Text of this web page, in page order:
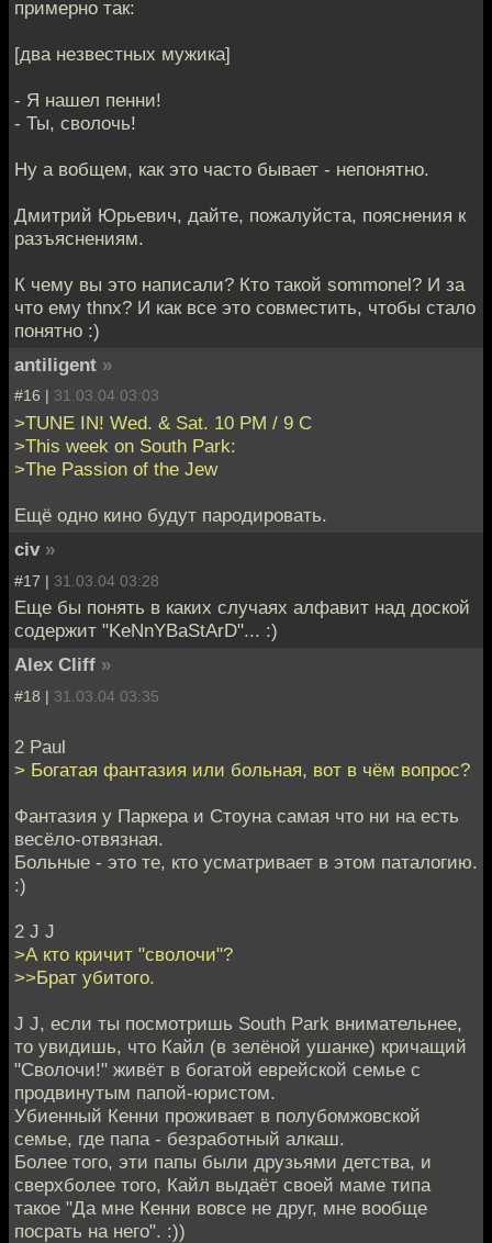
примерно так:
[два незвестных мужика]
- Я нашел пенни!
- Ты, сволочь!
Ну а вобщем, как это часто бывает - непонятно.
Дмитрий Юрьевич, дайте, пожалуйста, пояснения к
разъяснениям.
К чему вы это написали? Кто такой sommonel? И за
что ему thnx? И как все это совместить, чтобы стало
понятно :)
antiligent »
#16 | 31.03.04 03:03
>TUNE IN! Wed. & Sat. 10 PM / 9 C
>This week on South Park:
>The Passion of the Jew
Ещё одно кино будут пародировать.
civ »
#17 | 31.03.04 03:28
Еще бы понять в каких случаях алфавит над доской
содержит "KeNnYBaStArD"... :)
Alex Cliff »
#18 | 31.03.04 03:35
2 Paul
> Богатая фантазия или больная, вот в чём вопрос?
Фантазия у Паркера и Стоуна самая что ни на есть
весёло-отвязная.
Больные - это те, кто усматривает в этом паталогию.
:)
2 J J
>А кто кричит "сволочи"?
>>Брат убитого.
J J, если ты посмотришь South Park внимательнее,
то увидишь, что Кайл (в зелёной ушанке) кричащий
"Сволочи!" живёт в богатой еврейской семье с
продвинутым папой-юристом.
Убиенный Кенни проживает в полубомжовской
семье, где папа - безработный алкаш.
Более того, эти папы были друзьями детства, и
сверхболее того, Кайл выдаёт своей маме типа
такое "Да мне Кенни вовсе не друг, мне вообще
посрать на него". :))